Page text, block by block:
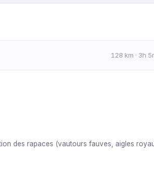
128 km · 3h
des rapaces (vautours fauves, aigles